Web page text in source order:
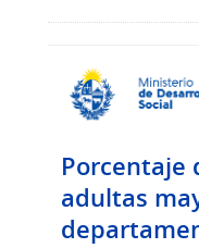
Porcentaje
adultas